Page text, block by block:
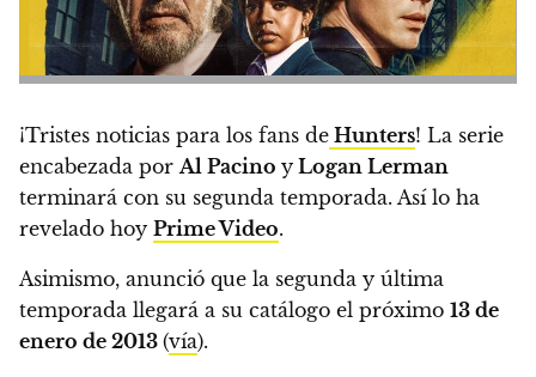
¡Tristes noticias para los fans de Hunters! La serie
encabezada por Al Pacino y Logan Lerman
terminará con su segunda temporada. Así lo ha
revelado hoy Prime Video.
Asimismo, anunció que la segunda y última
temporada llegará a su catálogo el próximo 13 de
enero de 2013 (vía).